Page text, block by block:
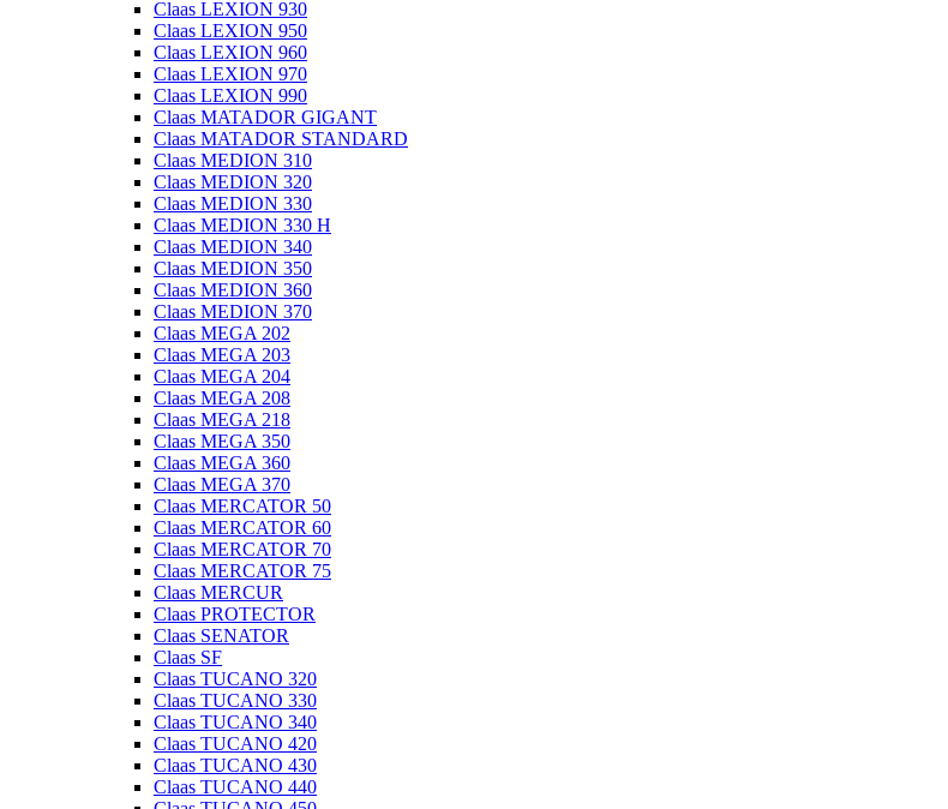
Claas LEXION 930
Claas LEXION 950
Claas LEXION 960
Claas LEXION 970
Claas LEXION 990
Claas MATADOR GIGANT
Claas MATADOR STANDARD
Claas MEDION 310
Claas MEDION 320
Claas MEDION 330
Claas MEDION 330 H
Claas MEDION 340
Claas MEDION 350
Claas MEDION 360
Claas MEDION 370
Claas MEGA 202
Claas MEGA 203
Claas MEGA 204
Claas MEGA 208
Claas MEGA 218
Claas MEGA 350
Claas MEGA 360
Claas MEGA 370
Claas MERCATOR 50
Claas MERCATOR 60
Claas MERCATOR 70
Claas MERCATOR 75
Claas MERCUR
Claas PROTECTOR
Claas SENATOR
Claas SF
Claas TUCANO 320
Claas TUCANO 330
Claas TUCANO 340
Claas TUCANO 420
Claas TUCANO 430
Claas TUCANO 440